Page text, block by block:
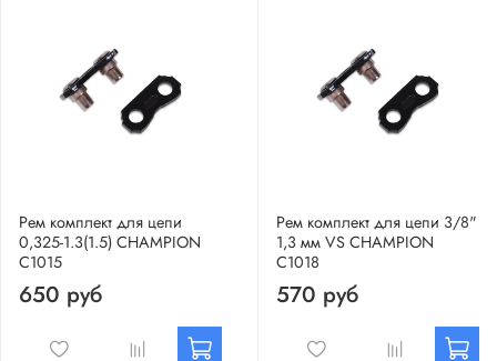
Рем комплект для цепи
0,325-1.3(1.5) CHAMPION
C1015
650 руб
Рем комплект для цепи 3/8"
1,3 мм VS CHAMPION
C1018
570 руб